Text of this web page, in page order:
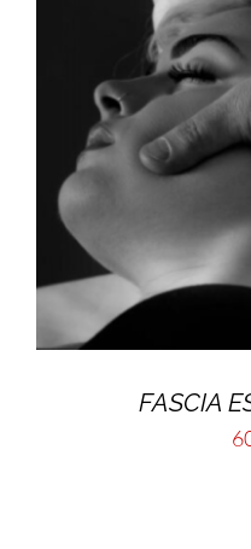
FASCIA